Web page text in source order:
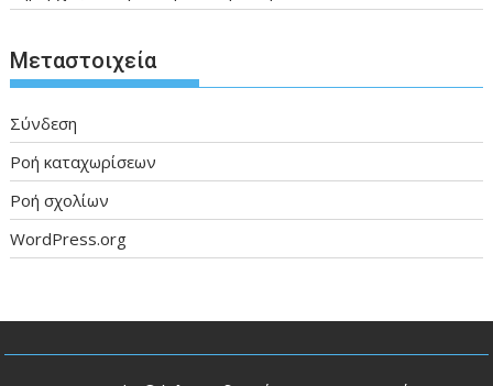
Μεταστοιχεία
Σύνδεση
Ροή καταχωρίσεων
Ροή σχολίων
WordPress.org